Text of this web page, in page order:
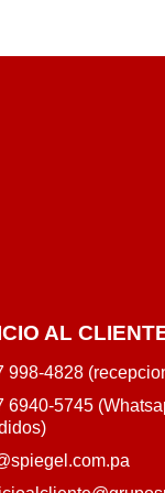
AL
998-4828
6940-5745